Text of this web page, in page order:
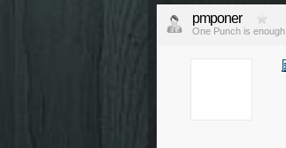
pmponer
One Punch is enough